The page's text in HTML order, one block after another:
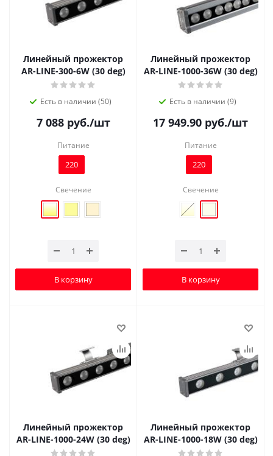
Линейный прожектор
AR-LINE-300-6W (30 deg)
Есть в наличии (50)
7 088руб./шт
Питание
220
Свечение
В корзину
Линейный прожектор
AR-LINE-1000-36W (30 deg)
Есть в наличии (9)
17 949.90 руб./шт
Питание
220
Свечение
В корзину
Линейный прожектор
AR-LINE-1000-24W (30 deg)
Линейный прожектор
AR-LINE-1000-18W (30 deg)